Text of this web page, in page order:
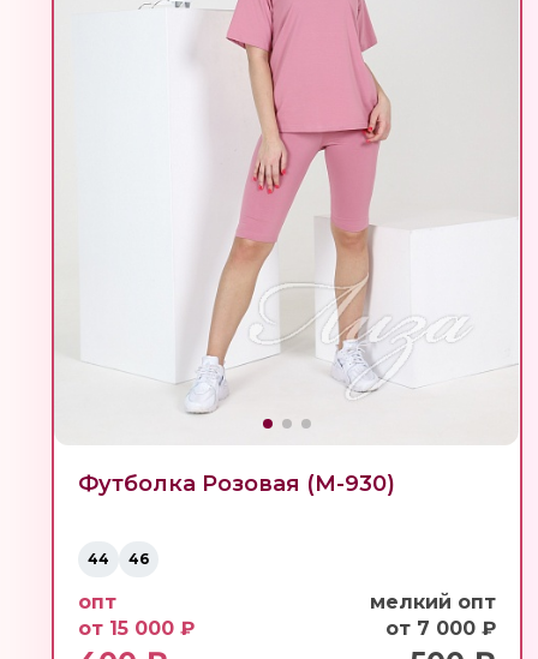
Футболка Розовая (М-930)
44 46
опт
от 15 000 ₽
мелкий опт
от 7 000 ₽